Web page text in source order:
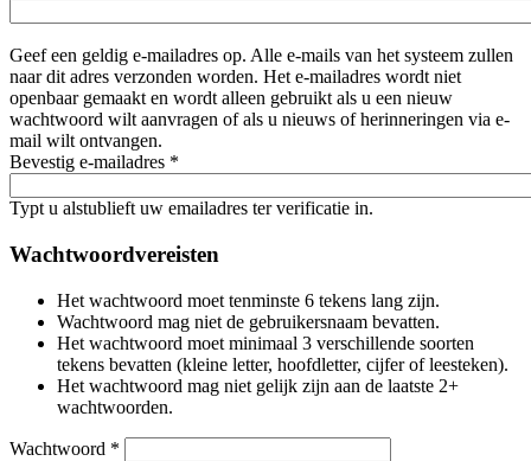
Geef een geldig e-mailadres op. Alle e-mails van het systeem zullen
naar dit adres verzonden worden. Het e-mailadres wordt niet
openbaar gemaakt en wordt alleen gebruikt als u een nieuw
wachtwoord wilt aanvragen of als u nieuws of herinneringen via e-
mail wilt ontvangen.
Bevestig e-mailadres *
Typt u alstublieft uw emailadres ter verificatie in.
Wachtwoordvereisten
Het wachtwoord moet tenminste 6 tekens lang zijn.
Wachtwoord mag niet de gebruikersnaam bevatten.
Het wachtwoord moet minimaal 3 verschillende soorten
tekens bevatten (kleine letter, hoofdletter, cijfer of leesteken).
Het wachtwoord mag niet gelijk zijn aan de laatste 2+
wachtwoorden.
Wachtwoord *